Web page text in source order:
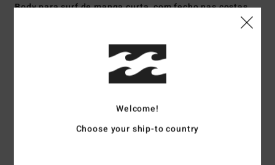
Body para surf de manga curta, com fecho nas costas
Código de Cor
Tecido interior de silicone elástico
Welcome!
Choose your ship-to country